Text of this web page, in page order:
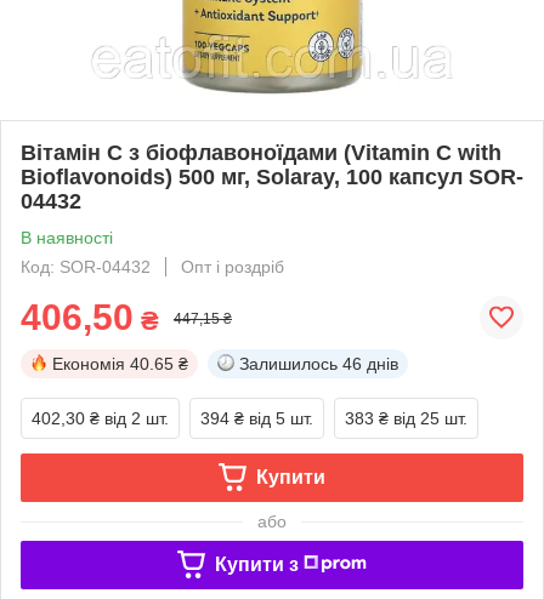
Вітамін C з біофлавоноїдами (Vitamin C with
Bioflavonoids) 500 мг, Solaray, 100 капсул SOR-
04432
В наявності
Код: SOR-04432
Опт і роздріб
406,50 ₴ 447,15 ₴
Економія 40.65 ₴ Залишилось 46 днів
402,30 ₴ від 2 шт. 394 ₴ від 5 шт. 383 ₴ від 25 шт.
Купити
або
Купити з